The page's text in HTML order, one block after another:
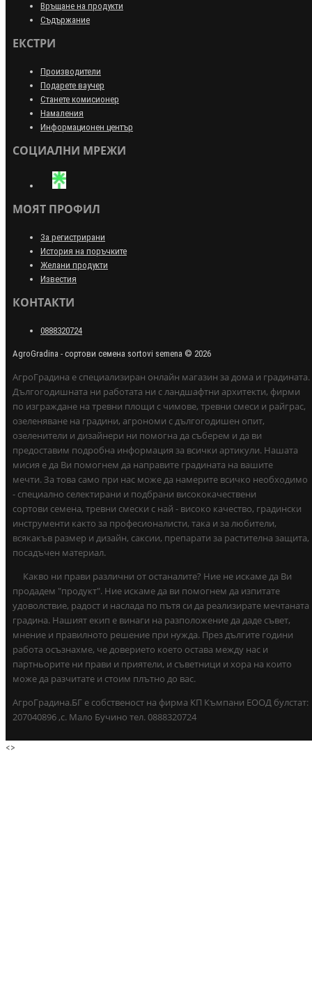
Връщане на продукти
Съдържание
ЕКСТРИ
Производители
Подарете ваучер
Станете комисионер
Намаления
Информационен център
СОЦИАЛНИ МРЕЖИ
МОЯТ ПРОФИЛ
За регистрирани
История на поръчките
Желани продукти
Известия
КОНТАКТИ
0888320724
AgroGradina - сортови семена sortovi semena © 2026
АгроГрадина е специализиран онлайн магазин за дома и градината.
Дългогодишната ни работата ни с ландшафтни архитекти, фирми
по изграждане на тревни площи с чимове, тревни смеси и райграс,
озеленяване на градини, агрономи с дългогодишен опит,
озеленители и дизайнери ни помогна да съберем и да ви
предоставим подробна информация за всички артикули. Нашата
мисия е да Ви помогнем да направите градината на вашите
мечти. За това само при нас може да намерите всичко необходимо
- специално селектирани и подбрани висококачествени
сортови семена, тревни смески с най - високо качество, градински
инструменти както за професионалисти, така и за любители,
всякакъв размер и дизайн, саксии, препарати за растителна защита,
посадъчен материал.
Какво ни прави различни от останалите? Ние не искаме да Ви
продадем "продукт". Ние искаме да ви помогнем да изпитате
удоволствие, радост и наслада по пътя си да реализирате мечтаната
градина. Нашият екип е винаги на разположение да даде съвет,
мнение и правилното решение при нужда. През дългите години
работа осъзнахме, че доверието което остава между нас и
партньорите ни прави и приятели, и съветници и хора на които
може да разчитате и стоим плътно до вас.
АгроГрадина.БГ е собственост на фирма КП Къмпани ЕООД булстат:
207040896 ,с. Мало Бучино тел. 0888320724
<>